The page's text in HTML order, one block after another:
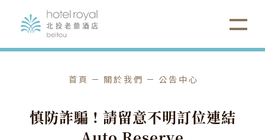
首頁 關於我們 公告中心
慎防詐騙 ! 請留意不明訂位連結